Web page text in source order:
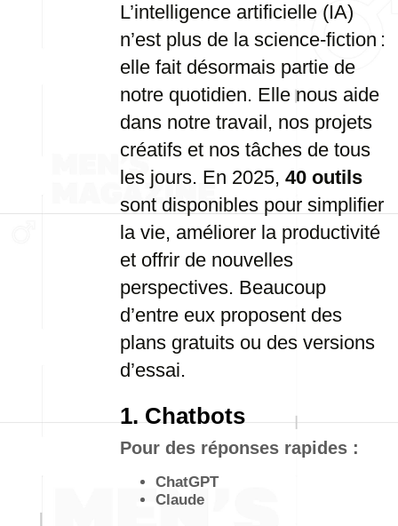
L’intelligence artificielle (IA)
n’est plus de la science-fiction :
elle fait désormais partie de
notre quotidien. Elle nous aide
dans notre travail, nos projets
créatifs et nos tâches de tous
les jours. En 2025, 40 outils
sont disponibles pour simplifier
la vie, améliorer la productivité
et offrir de nouvelles
perspectives. Beaucoup
d’entre eux proposent des
plans gratuits ou des versions
d’essai.
1. Chatbots
Pour des réponses rapides :
ChatGPT
Claude